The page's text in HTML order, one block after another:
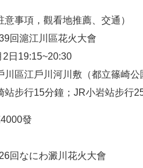
事項，觀看地推薦、交通）
回滬江川區花火大會
日19:15~20:30
區江戶川河川敷（都立篠崎公
站步行15分鐘；JR小岩站步行
發
回なにわ澱川花火大會